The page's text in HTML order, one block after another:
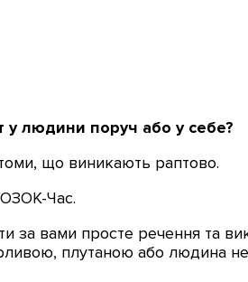
у людини поруч або у себе?
що виникають раптово.
Час.
за вами просте речення та
плутаною або людина